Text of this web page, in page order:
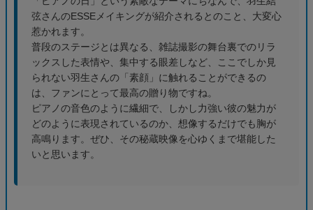
弦さんのESSEメイキングが紹介されるとのこと、大変心
惹かれます。
普段のステージとは異なる、雑誌撮影の舞台裏でのリラ
ックスした表情や、集中する眼差しなど、ここでしか見
られない羽生さんの「素顔」に触れることができるの
は、ファンにとって最高の贈り物ですね。
ピアノの音色のように繊細で、しかし力強い彼の魅力が
どのように表現されているのか、想像するだけでも胸が
高鳴ります。ぜひ、その秘蔵映像を心ゆくまで堪能した
いと思います。